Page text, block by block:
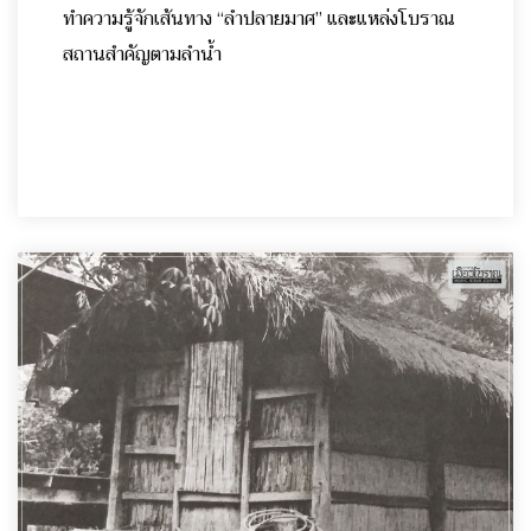
ทำความรู้จักเส้นทาง “ลำปลายมาศ” และแหล่งโบราณ
สถานสำคัญตามลำน้ำ